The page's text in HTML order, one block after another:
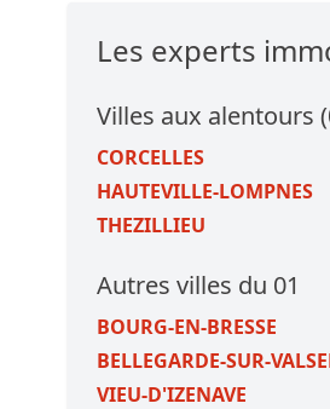
Les experts
Villes aux alentours
CORCELLES
HAUTEVILLE-LOMPNES
THEZILLIEU
Autres villes du 01
BOURG-EN-BRESSE
BELLEGARDE-SUR-
VIEU-D'IZENAVE